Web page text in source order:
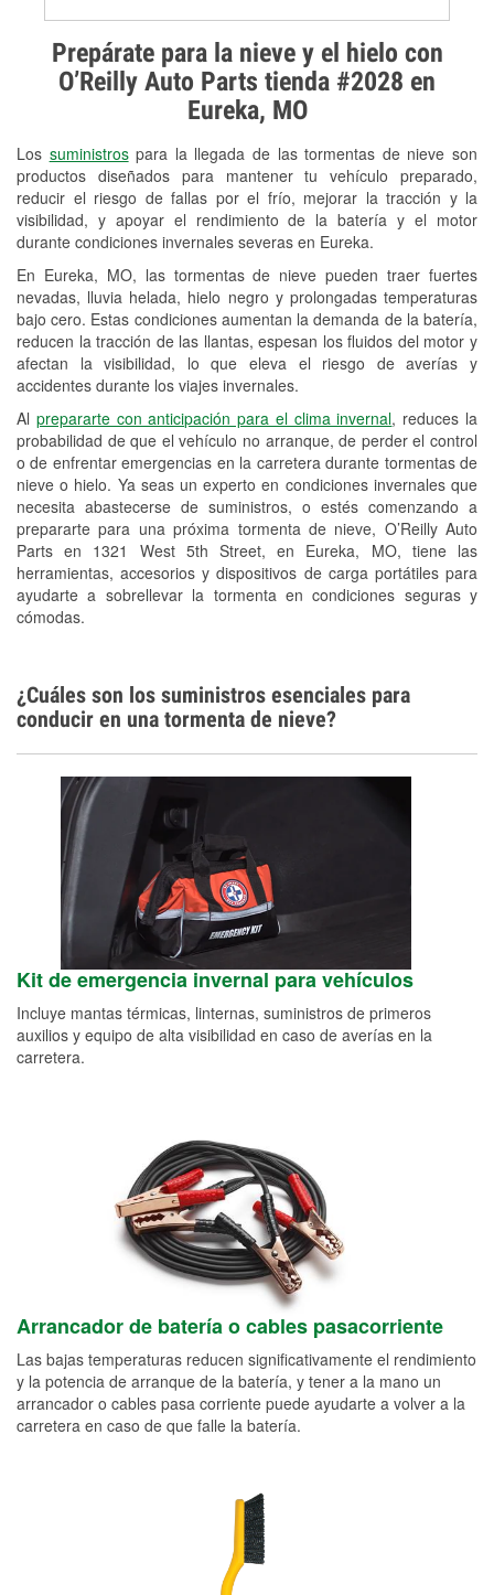
Prepárate para la nieve y el hielo con
O’Reilly Auto Parts tienda #2028 en
Eureka, MO
Los suministrospara la llegada de las tormentas de nieve son
productos diseñados para mantener tu vehículo preparado,
reducir el riesgo de fallas por el frío, mejorar la tracción y la
visibilidad, y apoyar el rendimiento de la batería y el motor
durante condiciones invernales severas en Eureka.
En Eureka, MO, las tormentas de nieve pueden traer fuertes
nevadas, lluvia helada, hielo negro y prolongadas temperaturas
bajo cero. Estas condiciones aumentan la demanda de la batería,
reducen la tracción de las llantas, espesan los fluidos del motor y
afectan la visibilidad, lo que eleva el riesgo de averías y
accidentes durante los viajes invernales.
Al prepararte con anticipación para el clima invernal, reduces la
probabilidad de que el vehículo no arranque, de perder el control
o de enfrentar emergencias en la carretera durante tormentas de
nieve o hielo. Ya seas un experto en condiciones invernales que
necesita abastecerse de suministros, o estés comenzando a
prepararte para una próxima tormenta de nieve, O’Reilly Auto
Parts en 1321 West 5th Street, en Eureka, MO, tiene las
herramientas, accesorios y dispositivos de carga portátiles para
ayudarte a sobrellevar la tormenta en condiciones seguras y
cómodas.
Prueba de alternadores y
arrancadores
Revisión de la luz "Check Engine"
Reciclaje de baterías y aceite
Instalación de bombillas de faros
Instalación de limpiaparabrisas
Programa de Préstamo de
Herramientas
Rectificación de tambores y discos de
freno
Mangueras hidráulicas a la medida
Snowstorm Supplies
Tornado Supplies
Conoce más
¿Cuáles son los suministros esenciales para
conducir en una tormenta de nieve?
Kit de emergencia invernal para vehículos
Incluye mantas térmicas, linternas, suministros de primeros
auxilios y equipo de alta visibilidad en caso de averías en la
carretera.
Arrancador de batería o cables pasacorriente
Las bajas temperaturas reducen significativamente el rendimiento
y la potencia de arranque de la batería, y tener a la mano un
arrancador o cables pasa corriente puede ayudarte a volver a la
carretera en caso de que falle la batería.